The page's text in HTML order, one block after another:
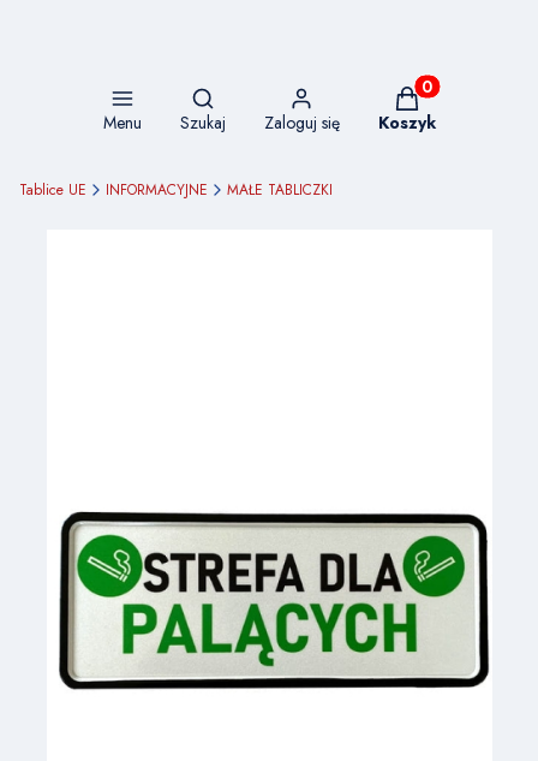
Menu
Otwórz wyszukiwarkę
Szukaj Zaloguj się
Produkty w
Koszyk
Tablice UE INFORMACYJNE MAŁE TABLICZKI